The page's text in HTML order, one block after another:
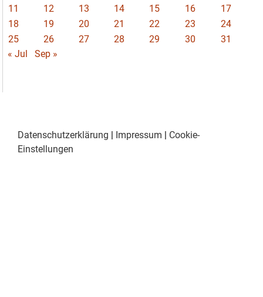
11
12 13 14 15 16
17
18
19 20 21 22 23
24
25
26 27 28 29 30
31
« Jul
Sep »
Datenschutzerklärung | Impressum | Cookie-
Einstellungen